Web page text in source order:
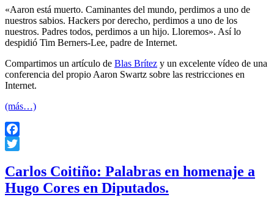
«Aaron está muerto. Caminantes del mundo, perdimos a uno de
nuestros sabios. Hackers por derecho, perdimos a uno de los
nuestros. Padres todos, perdimos a un hijo. Lloremos». Así lo
despidió Tim Berners-Lee, padre de Internet.
Compartimos un artículo de Blas Brítez y un excelente vídeo de una
conferencia del propio Aaron Swartz sobre las restricciones en
Internet.
(más…)
Facebook
Carlos Coitiño: Palabras en homenaje a
Hugo Cores en Diputados.